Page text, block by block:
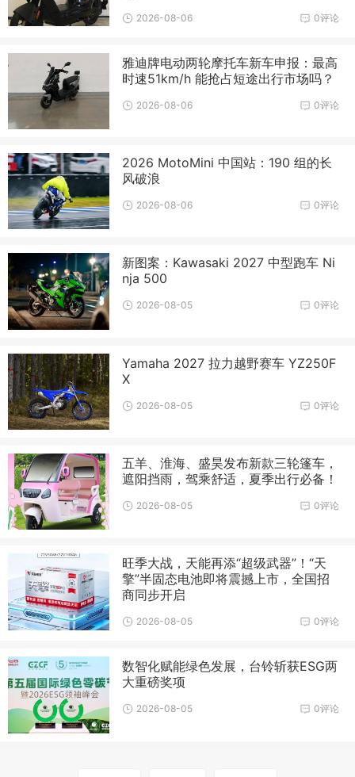
0评论
2026-08-06
雅迪牌电动两轮摩托车新车申报：最高
时速51km/h 能抢占短途出行市场吗？
0评论
2026-08-06
2026 MotoMini 中国站：190 组的长
风破浪
0评论
2026-08-06
新图案：Kawasaki 2027 中型跑车 Ni
nja 500
0评论
2026-08-05
Yamaha 2027 拉力越野赛车 YZ250F
X
0评论
2026-08-05
五羊、淮海、盛昊发布新款三轮篷车，
遮阳挡雨，驾乘舒适，夏季出行必备！
0评论
2026-08-05
旺季大战，天能再添“超级武器”！“天
擎”半固态电池即将震撼上市，全国招
商同步开启
0评论
2026-08-05
数智化赋能绿色发展，台铃斩获ESG两
大重磅奖项
0评论
2026-08-05